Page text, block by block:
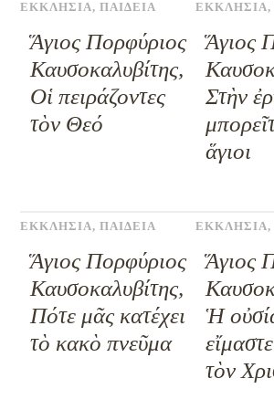
ΕΚΚΛΗΣΙΑ,ΠΑΙΔΕΙΑ
Ἅγιος Πορφύριος
Καυσοκαλυβίτης,
Οἱ πειράζοντες
τὸν Θεό
ΕΚΚΛΗΣΙΑ,
Ἅγιος
Στὴν
ἅγιοι
ΕΚΚΛΗΣΙΑ,ΠΑΙΔΕΙΑ
Ἅγιος Πορφύριος
Καυσοκαλυβίτης,
Πότε μᾶς κατέχει
τὸ κακὸ πνεῦμα
ΕΚΚΛΗΣΙΑ,
Ἅγιος
Ἡ
τὸν